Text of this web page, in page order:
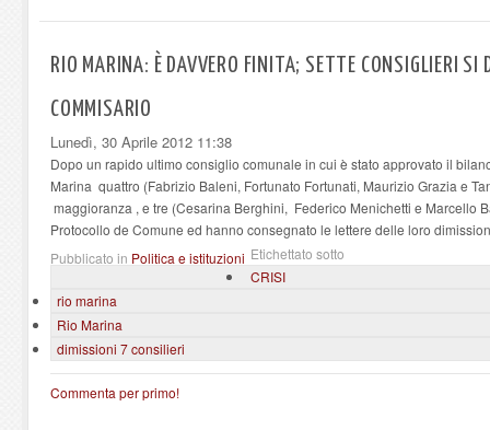
RIO MARINA: È DAVVERO FINITA; SETTE CONSIGLIERI
COMMISARIO
Lunedì, 30 Aprile 2012 11:38
Dopo un rapido ultimo consiglio comunale in cui è stato approvato il
Marina quattro (Fabrizio Baleni, Fortunato Fortunati, Maurizio Grazia e
maggioranza , e tre (Cesarina Berghini, Federico Menichetti e Marcello
Protocollo de Comune ed hanno consegnato le lettere delle loro
Pubblicato in Politica e istituzioni Etichettato sotto
CRISI
rio marina
Rio Marina
dimissioni 7 consilieri
Commenta per primo!